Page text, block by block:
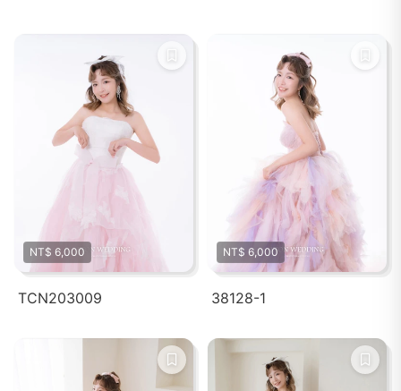
NT$ 6,000
TCN203009
NT$ 6,000
38128-1